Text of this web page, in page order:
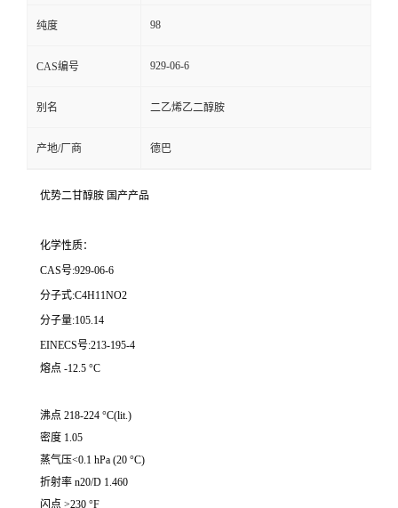
纯度 98
CAS编号 929-06-6
别名 二乙烯乙二醇胺
产地/厂商 德巴
优势二甘醇胺 国产产品
化学性质：
CAS号:929-06-6
分子式:C4H11NO2
分子量:105.14
EINECS号:213-195-4
熔点 -12.5 °C
沸点 218-224 °C(lit.)
密度 1.05
蒸气压<0.1 hPa (20 °C)
折射率 n20/D 1.460
闪点 >230 °F